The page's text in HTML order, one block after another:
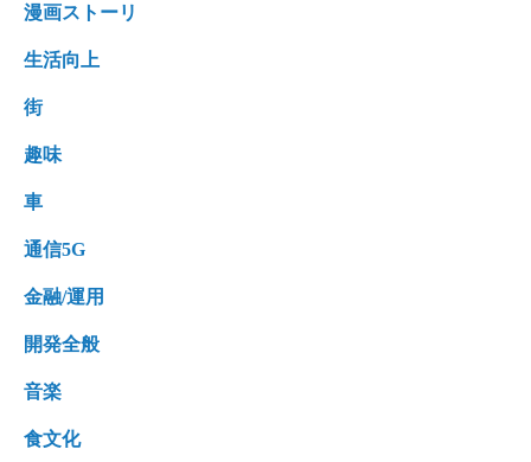
漫画ストーリ
生活向上
街
趣味
車
通信5G
金融/運用
開発全般
音楽
食文化